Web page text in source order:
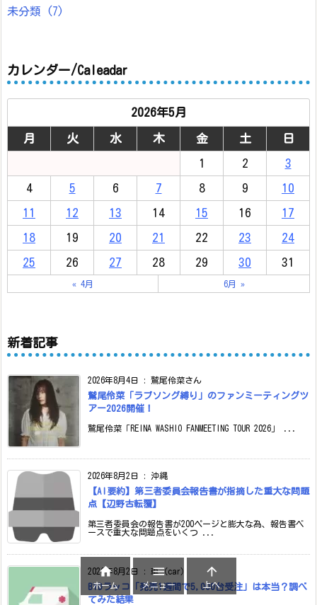
未分類 (7)
カレンダー/Caleadar
2026年5月
月 火 水 木 金 土 日
1 2 3
4 5 6 7 8 9 10
11 12 13 14 15 16 17
18 19 20 21 22 23 24
25 26 27 28 29 30 31
« 4月 6月 »
新着記事
2026年8月4日 : 鷲尾伶菜さん
鷲尾伶菜「ラブソング縛り」のファンミーティングツ
アー2026開催！
鷲尾伶菜「REINA WASHIO FANMEETING TOUR 2026」 ...
2026年8月2日 : 沖縄
【AI要約】第三者委員会報告書が指摘した重大な問題
点【辺野古転覆】
第三者委員会の報告書が200ページと膨大な為、報告書ベ
ースで重大な問題点をいくつ ...
2026年8月2日 : 車（car）
BYDラッコ「発売1週間で5,000台受注」は本当？調べ
てみた結果

ホーム

メニュー

上へ